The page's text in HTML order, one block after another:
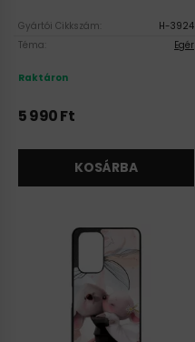
Gyártói Cikkszám:
H-3924
Téma:
Egér
Raktáron
5 990Ft
KOSÁRBA